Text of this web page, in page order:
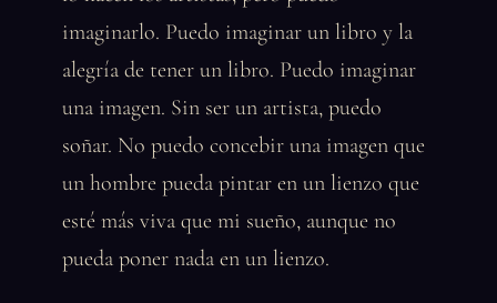
imaginarlo. Puedo imaginar un libro y la
alegría de tener un libro. Puedo imaginar
una imagen. Sin ser un artista, puedo
soñar. No puedo concebir una imagen que
un hombre pueda pintar en un lienzo que
esté más viva que mi sueño, aunque no
pueda poner nada en un lienzo.